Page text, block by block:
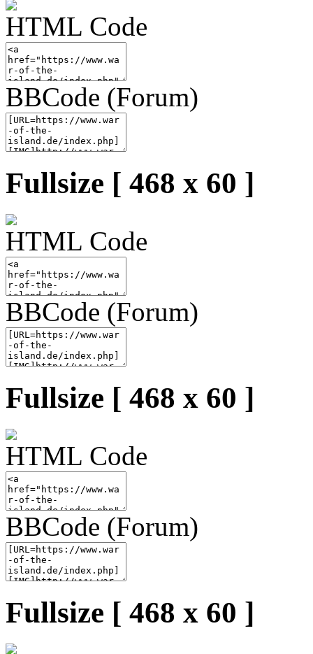
HTML Code
BBCode (Forum)
Fullsize [ 468 x 60 ]
HTML Code
BBCode (Forum)
Fullsize [ 468 x 60 ]
HTML Code
BBCode (Forum)
Fullsize [ 468 x 60 ]